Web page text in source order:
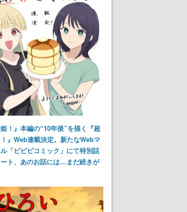
姫！』本編の“10年後”を描く『超
』Web連載決定。新たなWebマ
「ビビビコミック」にて特別話
ト、あのお話には…まだ続きが